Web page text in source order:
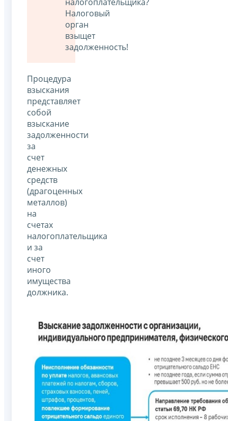
Налоговый
орган
взыщет
задолженность!
Процедура
взыскания
представляет
собой
взыскание
задолженности
за
счет
денежных
средств
(драгоценных
металлов)
на
счетах
налогоплательщика
и за
счет
иного
имущества
должника.